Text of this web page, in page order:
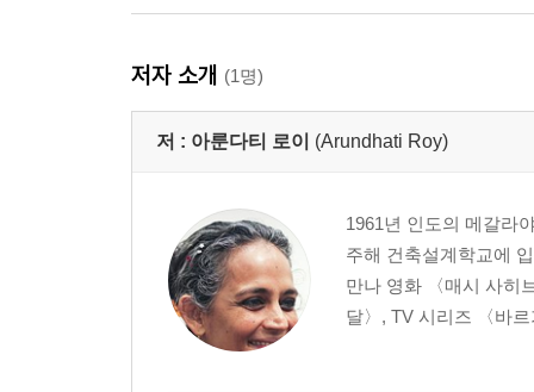
저자 소개 (1명)
저 : 아룬다티 로이 (Arundhati Roy)
1961년 인도의 메갈라
주해 건축설계학교에
만나 영화 〈매시 사히
달〉, TV 시리즈 〈바